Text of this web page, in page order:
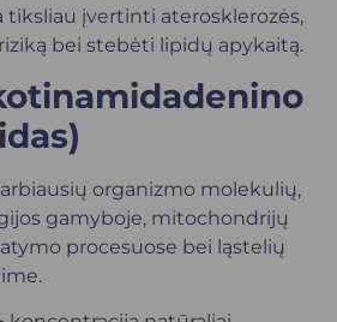
tiksliau įvertinti aterosklerozės,
bei stebėti lipidų apykaitą.
organizmo molekulių,
gamyboje, mitochondrijų
procesuose bei ląstelių